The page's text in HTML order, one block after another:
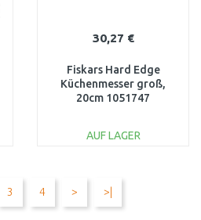
30,27 €
Fiskars Hard Edge
Küchenmesser groß,
20cm 1051747
AUF LAGER
Vergleichen
3 4 > >|